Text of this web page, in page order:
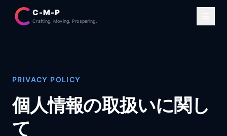
C-M-P
Crafting. Moving. Prospering.
PRIVACY POLICY
個人情報の取扱いに関し
て